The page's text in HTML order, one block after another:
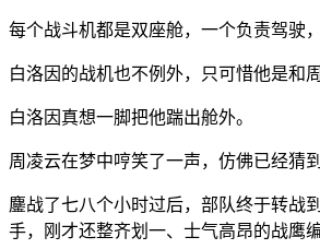
每个战斗机都是双座舱，一个负责驾驶
白洛因的战机也不例外，只可惜他是和
白洛因真想一脚把他踹出舱外。
周凌云在梦中哼笑了一声，仿佛已经猜
鏖战了七八个小时过后，部队终于转战
手，刚才还整齐划一、士气高昂的战鹰